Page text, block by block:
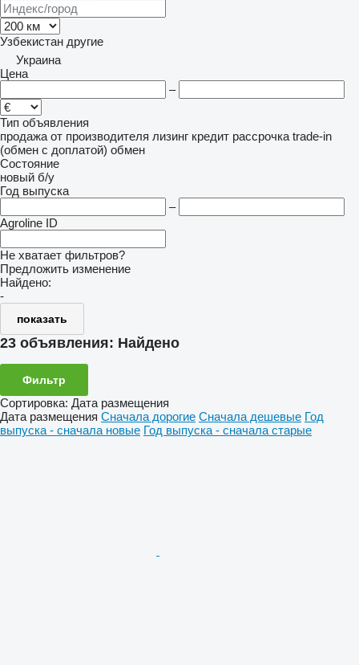
Узбекистан другие
Украина
Цена
–
Тип объявления
продажа от производителя лизинг кредит рассрочка trade-in
(обмен с доплатой) обмен
Состояние
новый б/у
Год выпуска
–
Agroline ID
Не хватает фильтров?
Предложить изменение
Найдено:
-
показать
23 объявления: Найдено
Фильтр
Сортировка: Дата размещения
Дата размещения Сначала дорогие Сначала дешевые Год
выпуска - сначала новые Год выпуска - сначала старые